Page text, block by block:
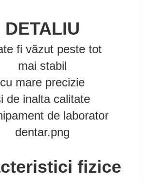
DETALIU
fi văzut peste tot
mai stabil
cu mare precizie
de inalta calitate
fizice